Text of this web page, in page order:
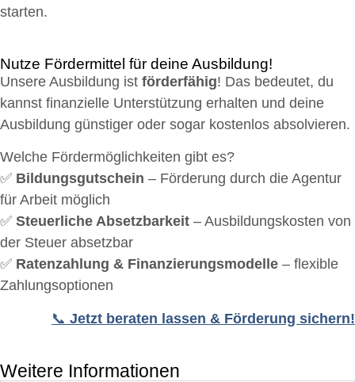
starten.
Nutze Fördermittel für deine Ausbildung!
Unsere Ausbildung ist förderfähig! Das bedeutet, du
kannst finanzielle Unterstützung erhalten und deine
Ausbildung günstiger oder sogar kostenlos absolvieren.
Welche Fördermöglichkeiten gibt es?
✅ Bildungsgutschein – Förderung durch die Agentur
für Arbeit möglich
✅ Steuerliche Absetzbarkeit – Ausbildungskosten von
der Steuer absetzbar
✅ Ratenzahlung & Finanzierungsmodelle – flexible
Zahlungsoptionen
📞 Jetzt beraten lassen & Förderung sichern!
Weitere Informationen